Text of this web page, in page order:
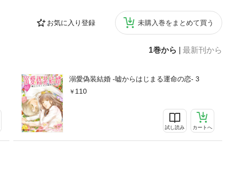
お気に入り登録 未購入巻をまとめて買う
1巻から 最新刊から
溺愛偽装結婚 -嘘からはじまる運命の恋- 3
110
試し読み カートへ